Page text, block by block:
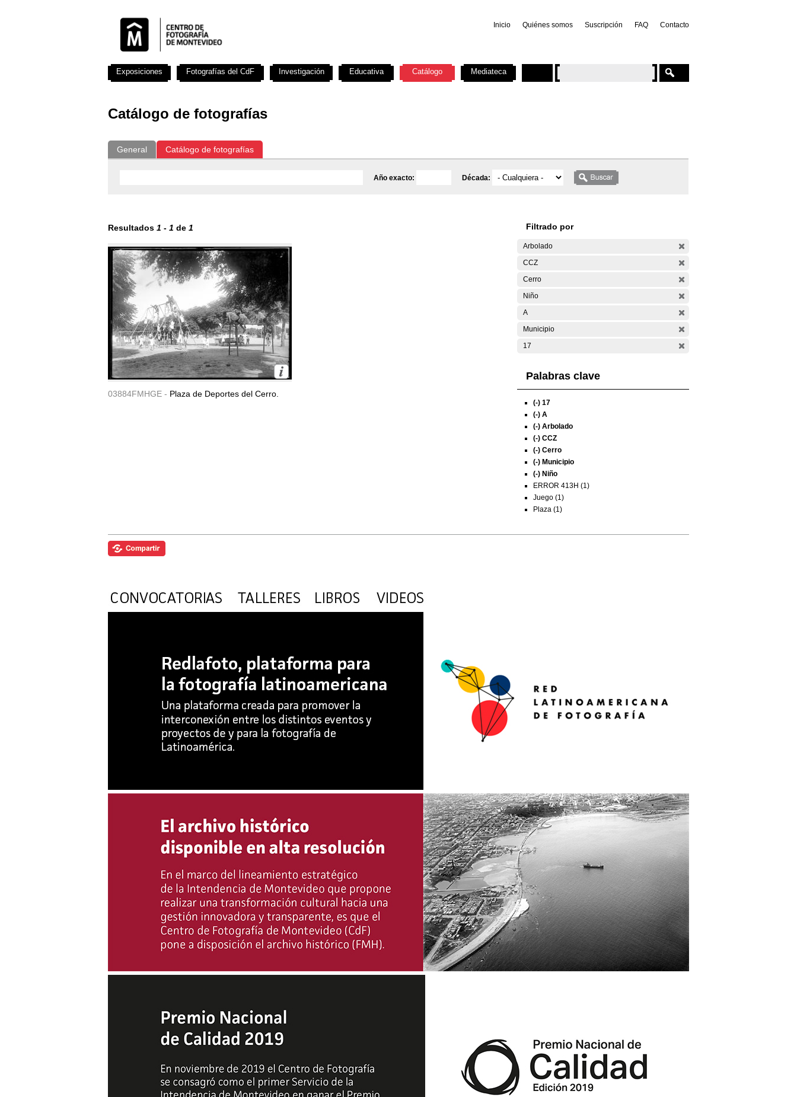
Inicio Quiénes somos Suscripción FAQ Contacto
Catálogo de fotografías
General Catálogo de fotografías
Año exacto: Década:
Resultados 1 - 1 de 1
03884FMHGE - Plaza de Deportes del Cerro.
Filtrado por
Arbolado
CCZ
Cerro
Niño
A
Municipio
17
Palabras clave
(-) 17
(-) A
(-) Arbolado
(-) CCZ
(-) Cerro
(-) Municipio
(-) Niño
ERROR 413H (1)
Juego (1)
Plaza (1)
Exposiciones Fotografías del CdF Investigación Educativa Catálogo Mediateca